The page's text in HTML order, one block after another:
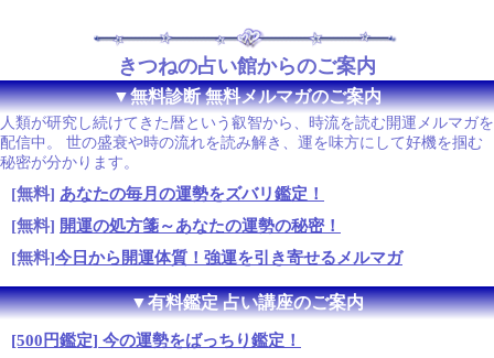
きつねの占い館からのご案内
▼無料診断 無料メルマガのご案内
人類が研究し続けてきた暦という叡智から、時流を読む開運メルマガを
配信中。 世の盛衰や時の流れを読み解き、運を味方にして好機を掴む
秘密が分かります。
[無料] あなたの毎月の運勢をズバリ鑑定！
[無料] 開運の処方箋～あなたの運勢の秘密！
[無料]今日から開運体質！強運を引き寄せるメルマガ
▼有料鑑定 占い講座のご案内
[500円鑑定] 今の運勢をばっちり鑑定！